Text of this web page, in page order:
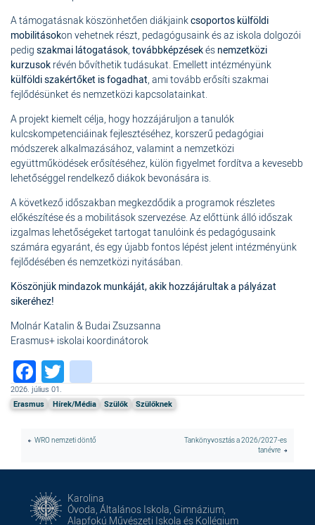
A támogatásnak köszönhetően diákjainkcsoportos külföldi
mobilitásokon vehetnek részt, pedagógusaink és az iskola dolgozói
pedig szakmai látogatások, továbbképzésekés nemzetközi
kurzusok révén bővíthetik tudásukat. Emellett intézményünk
külföldi szakértőket is fogadhat, ami tovább erősíti szakmai
fejlődésünket és nemzetközi kapcsolatainkat.
A projekt kiemelt célja, hogy hozzájáruljon a tanulók
kulcskompetenciáinak fejlesztéséhez, korszerű pedagógiai
módszerek alkalmazásához, valamint a nemzetközi
együttműködések erősítéséhez, külön figyelmet fordítva a kevesebb
lehetőséggel rendelkező diákok bevonására is.
A következő időszakban megkezdődik a programok részletes
előkészítése és a mobilitások szervezése. Az előttünk álló időszak
izgalmas lehetőségeket tartogat tanulóink és pedagógusaink
számára egyaránt, és egy újabb fontos lépést jelent intézményünk
fejlődésében és nemzetközi nyitásában.
Köszönjük mindazok munkáját, akik hozzájárultak a pályázat
sikeréhez!
Molnár Katalin & Budai Zsuzsanna
Erasmus+ iskolai koordinátorok
Facebook
Twitter
2026. július 01.
Erasmus Hírek/Média Szülők Szülőknek
WRO nemzeti döntő
Tankönyvosztás a 2026/2027-es
tanévre
Karolina
Óvoda, Általános Iskola, Gimnázium,
Alapfokú Művészeti Iskola és Kollégium